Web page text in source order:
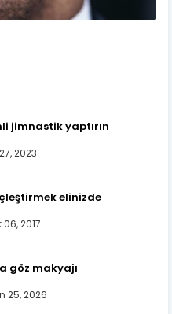
jimnastik yaptırın
2023
elinizde
2017
göz makyajı
25, 2026